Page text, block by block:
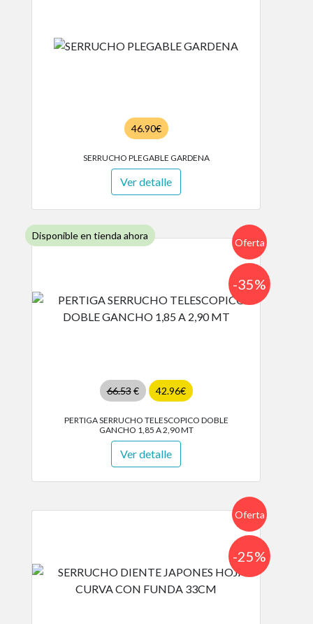
46.90€
SERRUCHO PLEGABLE GARDENA
Ver detalle
Disponible en tienda ahora
Oferta
66.53€ 42.96€
-35%
PERTIGA SERRUCHO TELESCOPICO DOBLE
GANCHO 1,85 A 2,90 MT
Ver detalle
Oferta
-25%